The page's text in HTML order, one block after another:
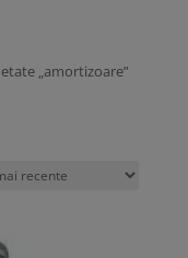
„amortizoare”